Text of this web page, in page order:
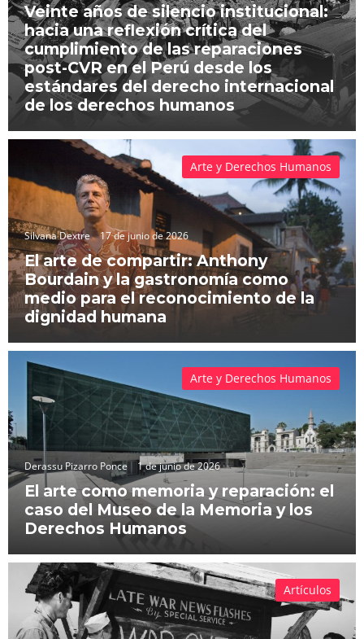
Veinte años de silencio institucional:
hacia una reflexión crítica del
cumplimiento de las reparaciones
post-CVR en el Perú desde los
estándares del derecho internacional
de los derechos humanos
Silvana Dextre 17 de junio de 2026
El arte de compartir: Anthony
Bourdain y la gastronomía como
medio para el reconocimiento de la
dignidad humana
Arte y Derechos Humanos
Derassu Pizarro Ponce 1 de junio de 2026
El arte como memoria y reparación: el
caso del Museo de la Memoria y los
Derechos Humanos
Arte y Derechos Humanos
Artículos